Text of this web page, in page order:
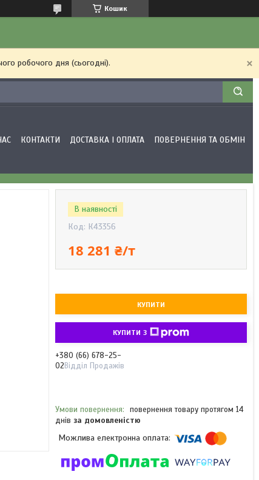
Кошик
робочого дня (сьогодні).
КОНТАКТИ ДОСТАВКА І ОПЛАТА ПОВЕРНЕННЯ ТА ОБМІН
В наявності
Код: К43356
18 281 ₴/т
КУПИТИ
КУПИТИ З
+380 (66) 678-25-
02Відділ Продажів
повернення товару протягом 14
днів за домовленістю